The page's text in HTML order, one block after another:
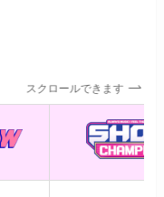
スクロールできます